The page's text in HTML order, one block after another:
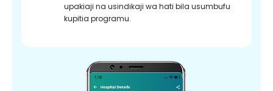
upakiaji na usindikaji wa hati bila usumbufu
kupitia programu.